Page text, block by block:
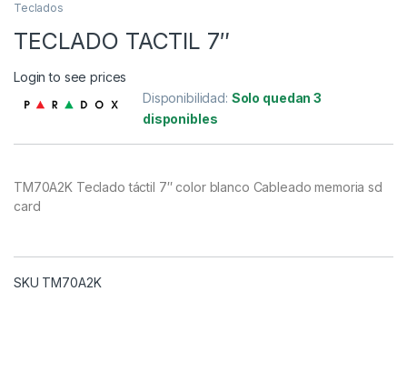
Teclados
TECLADO TACTIL 7″
Login to see prices
Disponibilidad: Solo quedan 3
disponibles
TM70A2K Teclado táctil 7″ color blanco Cableado memoria sd
card
SKU TM70A2K